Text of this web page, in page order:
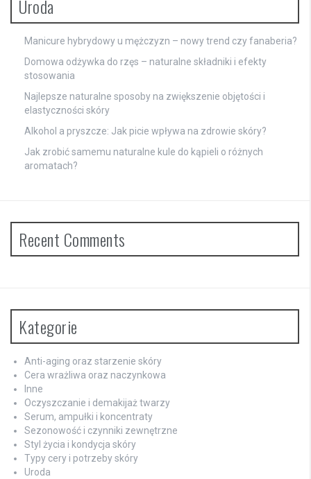
Uroda
Manicure hybrydowy u mężczyzn – nowy trend czy fanaberia?
Domowa odżywka do rzęs – naturalne składniki i efekty
stosowania
Najlepsze naturalne sposoby na zwiększenie objętości i
elastyczności skóry
Alkohol a pryszcze: Jak picie wpływa na zdrowie skóry?
Jak zrobić samemu naturalne kule do kąpieli o różnych
aromatach?
Recent Comments
Kategorie
Anti-aging oraz starzenie skóry
Cera wrażliwa oraz naczynkowa
Inne
Oczyszczanie i demakijaż twarzy
Serum, ampułki i koncentraty
Sezonowość i czynniki zewnętrzne
Styl życia i kondycja skóry
Typy cery i potrzeby skóry
Uroda